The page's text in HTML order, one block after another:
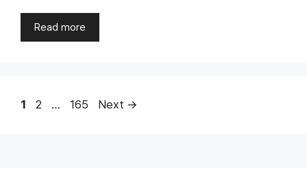
Read more
Page
1 Page
2 … Page
165 Next →